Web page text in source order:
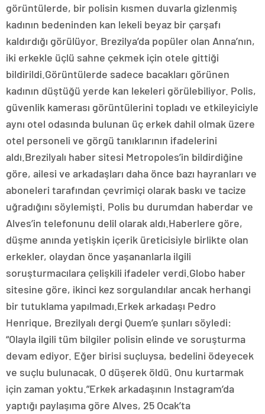
görüntülerde, bir polisin kısmen duvarla gizlenmiş
kadının bedeninden kan lekeli beyaz bir çarşafı
kaldırdığı görülüyor. Brezilya’da popüler olan Anna’nın,
iki erkekle üçlü sahne çekmek için otele gittiği
bildirildi.Görüntülerde sadece bacakları görünen
kadının düştüğü yerde kan lekeleri görülebiliyor. Polis,
güvenlik kamerası görüntülerini topladı ve etkileyiciyle
aynı otel odasında bulunan üç erkek dahil olmak üzere
otel personeli ve görgü tanıklarının ifadelerini
aldı.Brezilyalı haber sitesi Metropoles’in bildirdiğine
göre, ailesi ve arkadaşları daha önce bazı hayranları ve
aboneleri tarafından çevrimiçi olarak baskı ve tacize
uğradığını söylemişti. Polis bu durumdan haberdar ve
Alves’in telefonunu delil olarak aldı.Haberlere göre,
düşme anında yetişkin içerik üreticisiyle birlikte olan
erkekler, olaydan önce yaşananlarla ilgili
soruşturmacılara çelişkili ifadeler verdi.Globo haber
sitesine göre, ikinci kez sorgulandılar ancak herhangi
bir tutuklama yapılmadı.Erkek arkadaşı Pedro
Henrique, Brezilyalı dergi Quem’e şunları söyledi:
“Olayla ilgili tüm bilgiler polisin elinde ve soruşturma
devam ediyor. Eğer birisi suçluysa, bedelini ödeyecek
ve suçlu bulunacak. O düşerek öldü. Onu kurtarmak
için zaman yoktu.”Erkek arkadaşının Instagram’da
yaptığı paylaşıma göre Alves, 25 Ocak’ta